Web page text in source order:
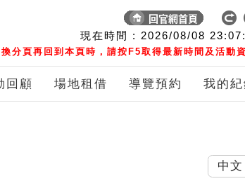
現在時間 : 2026/08/08
分頁再回到本頁時，請按F5取得最新時間及活動
回顧 場地租借 導覽預約 我的紀